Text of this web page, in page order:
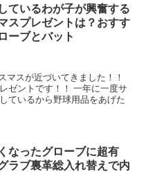
ているわが子が興奮する
スプレゼントは？おすす
ーブとバット
マスが近づいてきました！！
ゼントです！！ 一年に一度サ
ているから野球用品をあげた
なったグローブに超有
ラブ裏革総入れ替えで内